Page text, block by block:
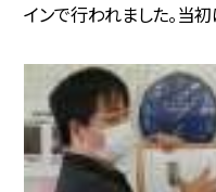
インで行われました。当